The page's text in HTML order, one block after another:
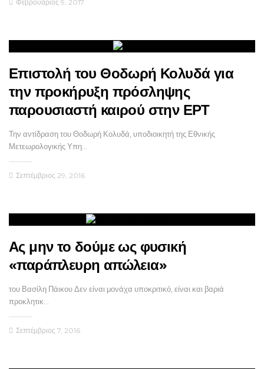
Φεβρουάριος 9, 2017
Επιστολή του Θοδωρή Κολυδά για
την προκήρυξη πρόσληψης
παρουσιαστή καιρού στην ΕΡΤ
Την αντίδραση του Θοδωρή Κολυδά, υποδιοικητή της Εθνικής
Μετεωρολογικής Υπη…
Σεπτέμβριος 29, 2016
Ας μην το δούμε ως φυσική
«παράπλευρη απώλεια»
του Βασίλη Πάικου Δεν είναι μονάχα υποκριτικό, είναι και βαριά
προκλητικ…
Σεπτέμβριος 7, 2016